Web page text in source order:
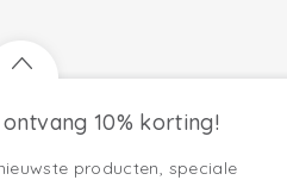
10% korting!
producten, speciale